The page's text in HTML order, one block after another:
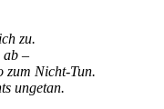
zu.
ab –
zum Nicht-Tun.
ungetan.